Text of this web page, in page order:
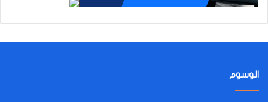
الوسوم